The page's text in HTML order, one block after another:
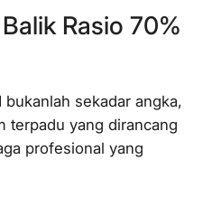
Rasio 70%
bukanlah sekadar angka,
terpadu yang dirancang
profesional yang